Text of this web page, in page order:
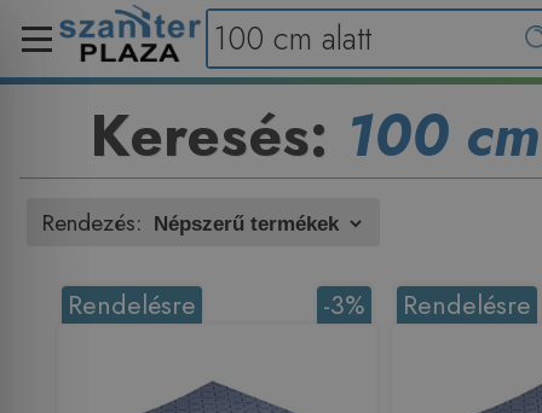
Keresés: 100
Rendezés:
-3%
Rendelésre Rendelésre